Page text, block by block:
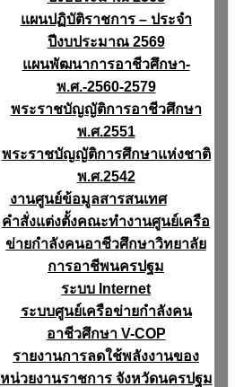
แผนปฏิบัติราชการ – ประจำ
ปีงบประมาณ 2569
แผนพัฒนาการอาชีวศึกษา-
พ.ศ.-2560-2579
พระราชบัญญัติการอาชีวศึกษา
พ.ศ.2551
พระราชบัญญัติการศึกษาแห่งชาติ
พ.ศ.2542
งานศูนย์ข้อมูลสารสนเทศ
คำสั่งแต่งตั้งคณะทำงานศูนย์เครือ
ข่ายกำลังคนอาชีวศึกษาวิทยาลัย
การอาชีพนครปฐม
ระบบ Internet
ระบบศูนย์เครือข่ายกำลังคน
อาชีวศึกษา V-COP
รายงานการลดใช้พลังงานของ
หน่วยงานราชการ จังหวัดนครปฐม